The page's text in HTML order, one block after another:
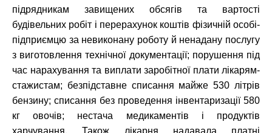
підрядникам завищених обсягів та вартості
будівельних робіт і перерахунок коштів фізичній особі-
підприємцю за невиконану роботу й ненадану послугу
з виготовлення технічної документації; порушення під
час нарахування та виплати заробітної плати лікарям-
стажистам; безпідставне списання майже 530 літрів
бензину; списання без проведення інвентаризації 580
кг овочів; нестача медикаментів і продуктів
харчування. Також лікарня надавала платні